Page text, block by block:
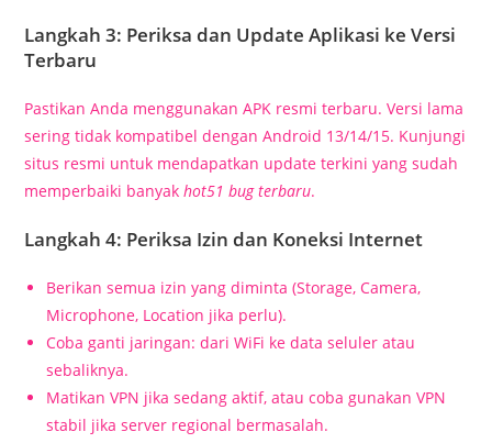
Langkah 3: Periksa dan Update Aplikasi ke Versi
Terbaru
Pastikan Anda menggunakan APK resmi terbaru. Versi lama
sering tidak kompatibel dengan Android 13/14/15. Kunjungi
situs resmi untuk mendapatkan update terkini yang sudah
memperbaiki banyakhot51 bug terbaru.
Langkah 4: Periksa Izin dan Koneksi Internet
Berikan semua izin yang diminta (Storage, Camera,
Microphone, Location jika perlu).
Coba ganti jaringan: dari WiFi ke data seluler atau
sebaliknya.
Matikan VPN jika sedang aktif, atau coba gunakan VPN
stabil jika server regional bermasalah.